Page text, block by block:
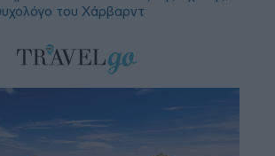
του Χάρβαρντ